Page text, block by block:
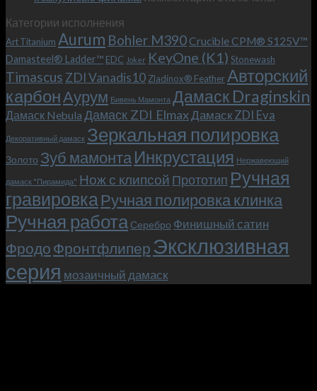
и
клипсой!
Макс
(Mad
Max),
или
как
мы
прикоснулись
к
фильма.
Категории исполнения
Art Titanium Aurum Bohler M390Crucible CPM® S125V™
Damasteel® Ladder™ EDC Joker KeyOne (K1) Stonewash
Timascus ZDI Vanadis10 Zladinox® FeatherАвторский
карбонАурум Бивень Мамонта Дамаск Draginskin
Дамаск Nebula Дамаск ZDI Elmax Дамаск ZDI Eva
Декоративный дамаск Зеркальная полировка
Золото Зуб мамонтаИнкрустация Нержавеющий
дамаск "Пирамида" Нож с клипсой Прототип Ручная
гравировкаРучная полировка клинка
Ручная работа Серебро Финишный сатин
Фродо Фронтфлипер Эксклюзивная
серия мозаичный дамаск